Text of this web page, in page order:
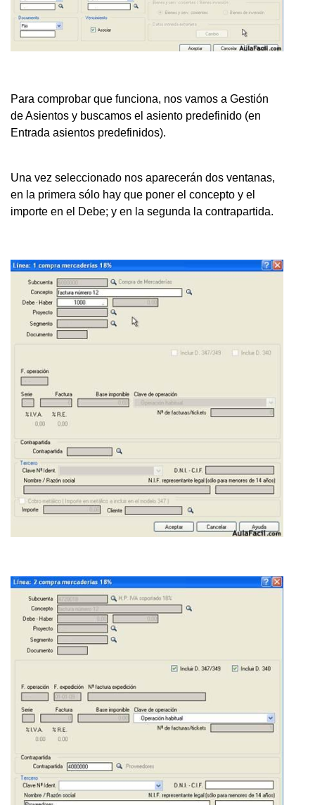
Para comprobar que funciona, nos vamos a Gestión
de Asientos y buscamos el asiento predefinido (en
Entrada asientos predefinidos).
Una vez seleccionado nos aparecerán dos ventanas,
en la primera sólo hay que poner el concepto y el
importe en el Debe; y en la segunda la contrapartida.